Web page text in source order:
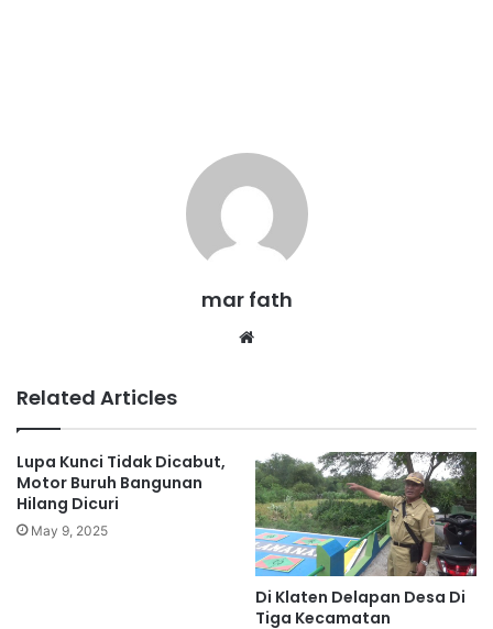
mar fath
Related Articles
Lupa Kunci Tidak Dicabut,
Motor Buruh Bangunan
Hilang Dicuri
May 9, 2025
Di Klaten Delapan Desa Di
Tiga Kecamatan